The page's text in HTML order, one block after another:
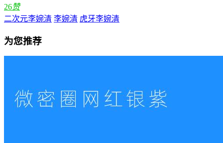
26赞
二次元李婉清 李婉清 虎牙李婉清
为您推荐